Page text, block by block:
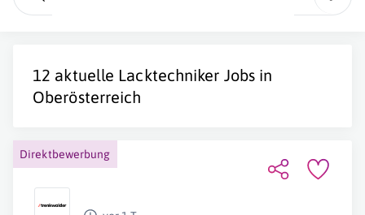
12 aktuelle Lacktechniker Jobs in
Oberösterreich
Direktbewerbung